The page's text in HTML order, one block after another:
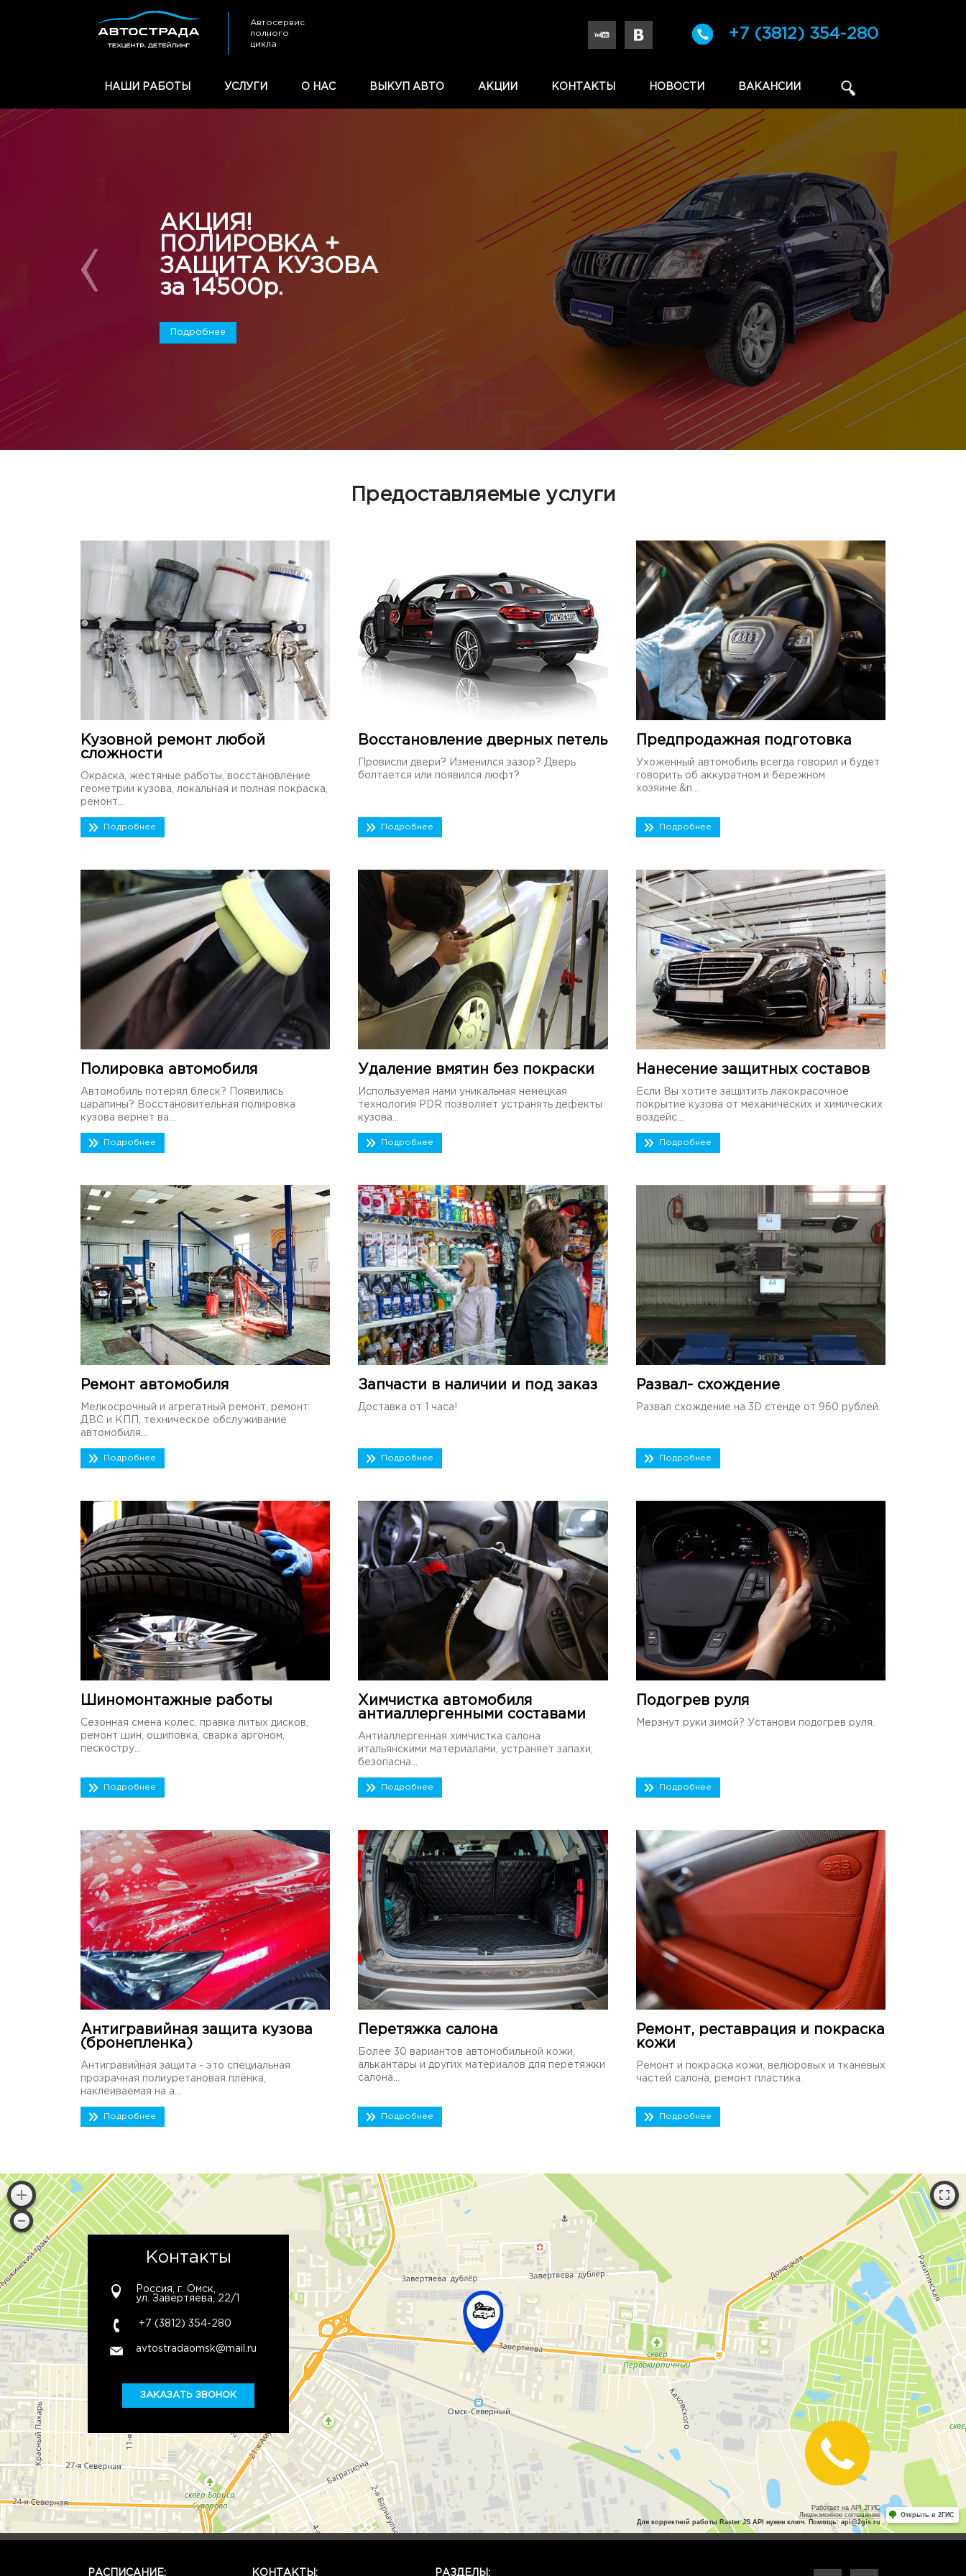
+7 (3812) 354-280
Автосервис
полного
цикла
НАШИ РАБОТЫ УСЛУГИ О НАС ВЫКУП АВТО АКЦИИ КОНТАКТЫ НОВОСТИ ВАКАНСИИ
АКЦИЯ!
ПОЛИРОВКА +
ЗАЩИТА КУЗОВА
за 14500р.
Подробнее
Предоставляемые услуги
Кузовной ремонт любой
сложности
Окраска, жестяные работы, восстановление
геометрии кузова, локальная и полная покраска,
ремонт...
Подробнее
Восстановление дверных петель
Провисли двери? Изменился зазор? Дверь
болтается или появился люфт?
Подробнее
Предпродажная подготовка
Ухоженный автомобиль всегда говорил и будет
говорить об аккуратном и бережном
хозяине.&n...
Подробнее
Полировка автомобиля
Автомобиль потерял блеск? Появились
царапины? Восстановительная полировка
кузова вернет ва...
Подробнее
Удаление вмятин без покраски
Используемая нами уникальная немецкая
технология PDR позволяет устранять дефекты
кузова...
Подробнее
Нанесение защитных составов
Если Вы хотите защитить лакокрасочное
покрытие кузова от механических и химических
воздейс...
Подробнее
Ремонт автомобиля
Мелкосрочный и агрегатный ремонт, ремонт
ДВС и КПП, техническое обслуживание
автомобиля...
Подробнее
Запчасти в наличии и под заказ
Доставка от 1 часа!
Подробнее
Развал- схождение
Развал схождение на 3D стенде от 960 рублей.
Подробнее
Шиномонтажные работы
Сезонная смена колес, правка литых дисков,
ремонт шин, ошиповка, сварка аргоном,
пескостру...
Подробнее
Химчистка автомобиля
антиаллергенными составами
Антиаллергенная химчистка салона
итальянскими материалами, устраняет запахи,
безопасна...
Подробнее
Подогрев руля
Мерзнут руки зимой? Установи подогрев руля.
Подробнее
Антигравийная защита кузова
(бронепленка)
Антигравийная защита - это специальная
прозрачная полиуретановая плёнка,
наклеиваемая на а...
Подробнее
Перетяжка салона
Более 30 вариантов автомобильной кожи,
алькантары и других материалов для перетяжки
салона...
Подробнее
Ремонт, реставрация и покраска
кожи
Ремонт и покраска кожи, велюровых и тканевых
частей салона, ремонт пластика.
Подробнее
Контакты
Россия, г. Омск,
ул. Завертяева, 22/1
+7 (3812) 354-280
avtostradaomsk@mail.ru
ЗАКАЗАТЬ ЗВОНОК
Работает на API 2ГИС
Лицензионное соглашение
Для корректной работы Raster JS API нужен ключ. Помощь: api@2gis.ru
Открыть в 2ГИС
РАСПИСАНИЕ: КОНТАКТЫ: РАЗДЕЛЫ:
Закажите
звонок